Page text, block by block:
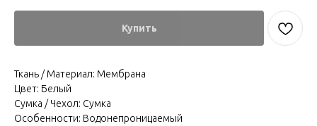
Купить
Ткань / Материал: Мембрана
Цвет: Белый
Сумка / Чехол: Сумка
Особенности: Водонепроницаемый